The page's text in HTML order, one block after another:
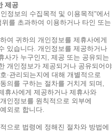
제공
정보의 수집목적 및 이용목적"에서
를 초과하여 이용하거나 타인 또는
여 귀하의 개인정보를 제휴사에게
있습니다. 개인정보를 제공하거나
사가 누구인지, 제공 또는 공유되는
개인정보가 제공되거나 공유되어야
·관리되는지에 대해 개별적으로
의를 구하는 절차를 거치게 되며,
휴사에게 제공하거나 제휴사와
인정보를 원칙적으로 외부에
외로 합니다.
으로 법령에 정해진 절차와 방법에